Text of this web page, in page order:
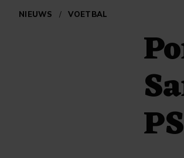
NIEUWS / VOETBAL